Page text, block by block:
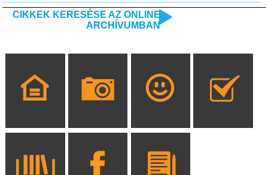
CIKKEK KERESÉSE AZ ONLINE
ARCHÍVUMBAN